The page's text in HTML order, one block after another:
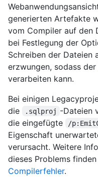
generierten Artefakte
vom Compiler auf den
bei Festlegung der
Schreiben der Dateien
erzwungen, sodass
verarbeiten kann.
Bei einigen
die
.sqlproj -Dateien
die eingefügte
/
Eigenschaft
verursacht. Weitere
dieses Problems
Compilerfehler.